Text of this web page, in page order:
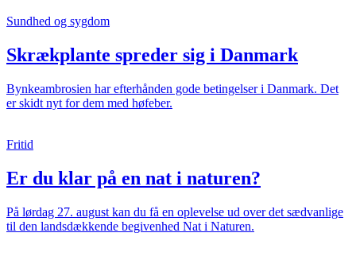
Sundhed og sygdom
Skrækplante spreder sig i Danmark
Bynkeambrosien har efterhånden gode betingelser i Danmark. Det
er skidt nyt for dem med høfeber.
Fritid
Er du klar på en nat i naturen?
På lørdag 27. august kan du få en oplevelse ud over det sædvanlige
til den landsdækkende begivenhed Nat i Naturen.